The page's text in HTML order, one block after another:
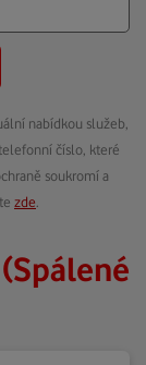
nabídkou služeb,
číslo, které
soukromí a
zde